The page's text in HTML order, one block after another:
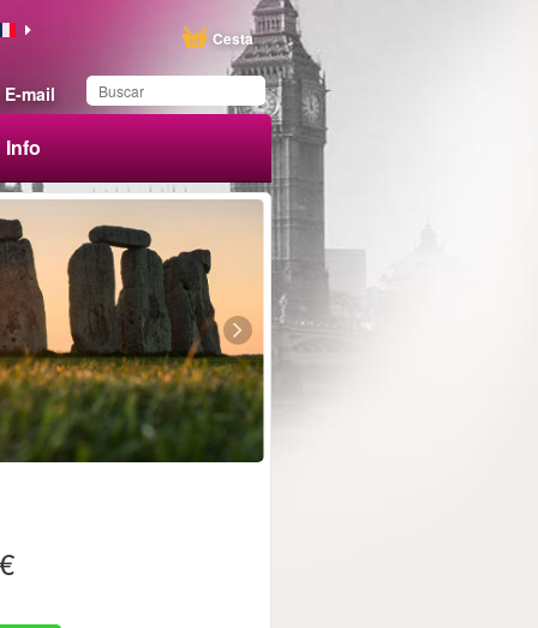
E-mail
Cesta
Info
producto en su lista